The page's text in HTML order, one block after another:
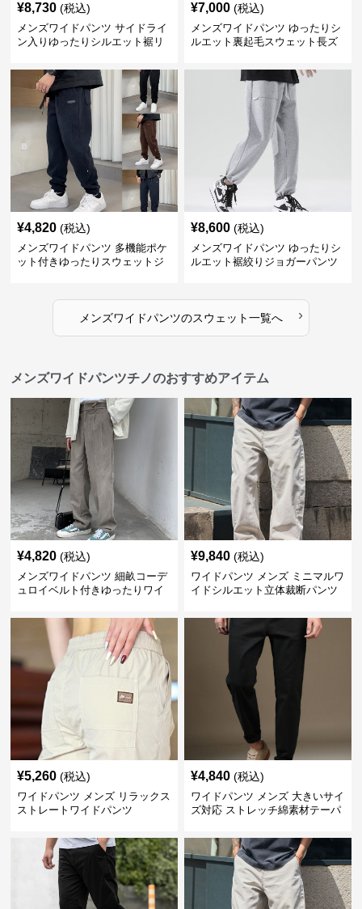
¥8,730 (税込)
メンズワイドパンツ サイドライ
ン入りゆったりシルエット裾リ
¥7,000 (税込)
メンズワイドパンツ ゆったりシ
ルエット裏起毛スウェット長ズ
¥4,820 (税込)
メンズワイドパンツ 多機能ポケ
ット付きゆったりスウェットジ
¥8,600 (税込)
メンズワイドパンツ ゆったりシ
ルエット裾絞りジョガーパンツ
メンズワイドパンツのスウェット一覧へ ›
メンズワイドパンツチノのおすすめアイテム
¥4,820 (税込)
メンズワイドパンツ 細畝コーデ
ュロイベルト付きゆったりワイ
¥9,840 (税込)
ワイドパンツ メンズ ミニマルワ
イドシルエット立体裁断パンツ
¥5,260 (税込)
ワイドパンツ メンズ リラックス
ストレートワイドパンツ
¥4,840 (税込)
ワイドパンツ メンズ 大きいサイ
ズ対応 ストレッチ綿素材テーパ